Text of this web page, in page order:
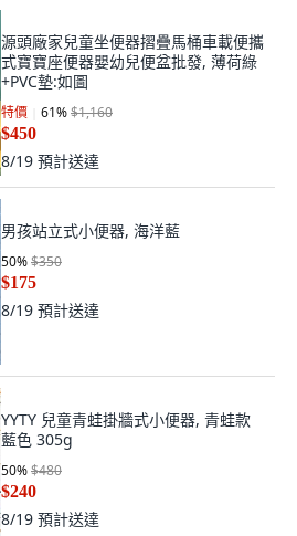
源頭廠家兒童坐便器摺疊馬桶車載便攜
式寶寶座便器嬰幼兒便盆批發, 薄荷綠
+PVC墊:如圖
特價 61%$1,160
$450
8/19 預計送達
男孩站立式小便器, 海洋藍
50%$350
$175
8/19 預計送達
YYTY 兒童青蛙掛牆式小便器, 青蛙款
藍色 305g
50%$480
$240
8/19 預計送達